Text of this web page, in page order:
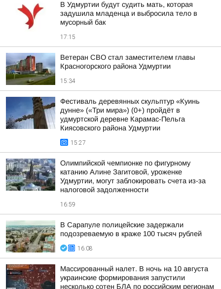
В Удмуртии будут судить мать, которая
задушила младенца и выбросила тело в
мусорный бак
17:15
Ветеран СВО стал заместителем главы
Красногорского района Удмуртии
15:34
Фестиваль деревянных скульптур «Куинь
дунне» («Три мира») (0+) пройдёт в
удмуртской деревне Карамас-Пельга
Киясовского района Удмуртии
15:27
Олимпийской чемпионке по фигурному
катанию Алине Загитовой, уроженке
Удмуртии, могут заблокировать счета из-за
налоговой задолженности
16:59
В Сарапуле полицейские задержали
подозреваемую в краже 100 тысяч рублей
16:08
Массированный налет. В ночь на 10 августа
украинские формирования запустили
несколько сотен БЛА по российским регионам